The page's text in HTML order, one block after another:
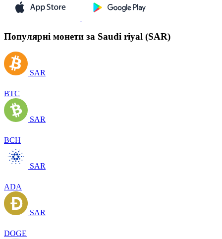
Популярні монети за Saudi riyal (SAR)
SAR
BTC
SAR
BCH
SAR
ADA
SAR
DOGE